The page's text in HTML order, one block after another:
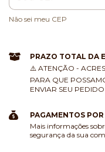
Não sei meu CEP
PRAZO TOTAL DA
⚠️ ATENÇÃO -
PARA QUE
ENVIAR SEU
PAGAMENTOS
Mais informações
segurança da sua